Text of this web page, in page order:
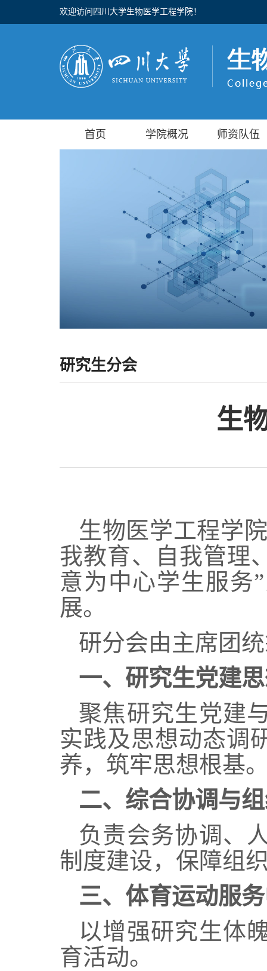
欢迎访问四川大学生物医学工程学院！
首页 学院概况 师资队伍
研究生分会
生
生物医学工程学
我教育、自我管理
意为中心学生服务
展。
研分会由主席团
一、研究生党建
聚焦研究生党建
实践及思想动态调
养，筑牢思想根基
二、综合协调与
负责会务协调、
制度建设，保障组
三、体育运动服
以增强研究生体
育活动。